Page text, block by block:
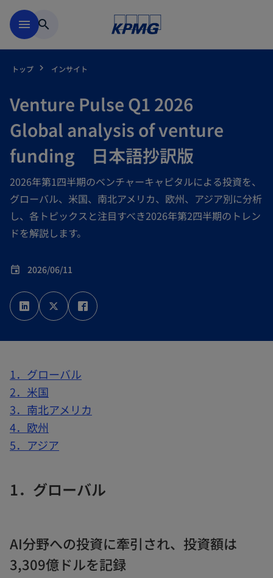
menu search
トップ インサイト
Venture Pulse Q1 2026
Global analysis of venture
funding 日本語抄訳版
2026年第1四半期のベンチャーキャピタルによる投資を、
グローバル、米国、南北アメリカ、欧州、アジア別に分析
し、各トピックスと注目すべき2026年第2四半期のトレン
ドを解説します。
event 2026/06/11
新
し
い
タ
新
し
い
タ
し
い
1．グローバル
2．米国
3．南北アメリカ
4．欧州
5．アジア
1．グローバル
AI分野への投資に牽引され、投資額は
3,309億ドルを記録